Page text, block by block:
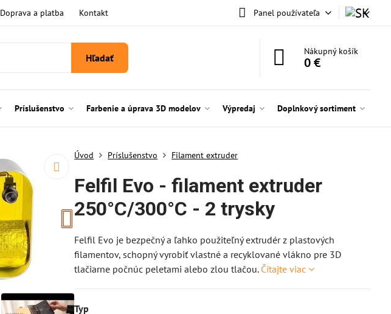
Doprava a platba Kontakt Panel používateľa
Hľadať
Nákupný košík
0 €
Príslušenstvo Farbenie a úprava 3D modelov Výpredaj Doplnkový sortiment
Úvod Príslušenstvo Filament extruder
Felfil Evo - filament extruder
250°C/300°C - 2 trysky
Felfil Evo je bezpečný a ľahko použiteľný extrudér z plastových
filamentov, schopný vyrobiť vlastné a recyklované vlákno pre 3D
tlačiarne počnúc peletami alebo zlou tlačou. Čítajte viac
Typ